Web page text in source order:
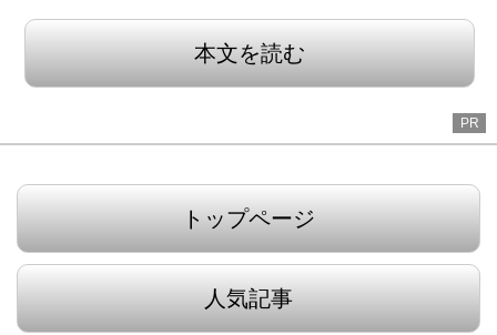
本文を読む
PR
トップページ
人気記事